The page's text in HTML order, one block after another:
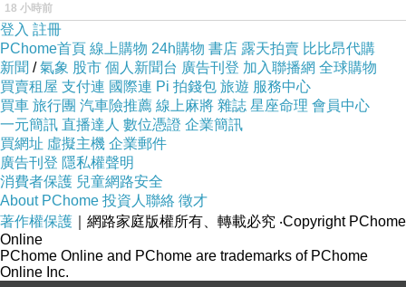
TOP
商品說明
商品規格
◎品名：《日清》合味道香辣海鮮杯麵 (75g)
◎原產地：香港
◎保存期限：8個月
18 小時前
登入 註冊
PChome首頁 線上購物 24h購物 書店 露天拍賣 比比昂代購
新聞 /氣象 股市 個人新聞台 廣告刊登 加入聯播網 全球購物
買賣租屋 支付連 國際連 Pi 拍錢包 旅遊 服務中心
買車 旅行團 汽車險推薦 線上麻將 雜誌 星座命理 會員中心
一元簡訊 直播達人 數位憑證 企業簡訊
買網址 虛擬主機 企業郵件
廣告刊登 隱私權聲明
消費者保護 兒童網路安全
About PChome 投資人聯絡 徵才
著作權保護 ｜網路家庭版權所有、轉載必究 ‧Copyright PChome
Online
PChome Online and PChome are trademarks of PChome
Online Inc.